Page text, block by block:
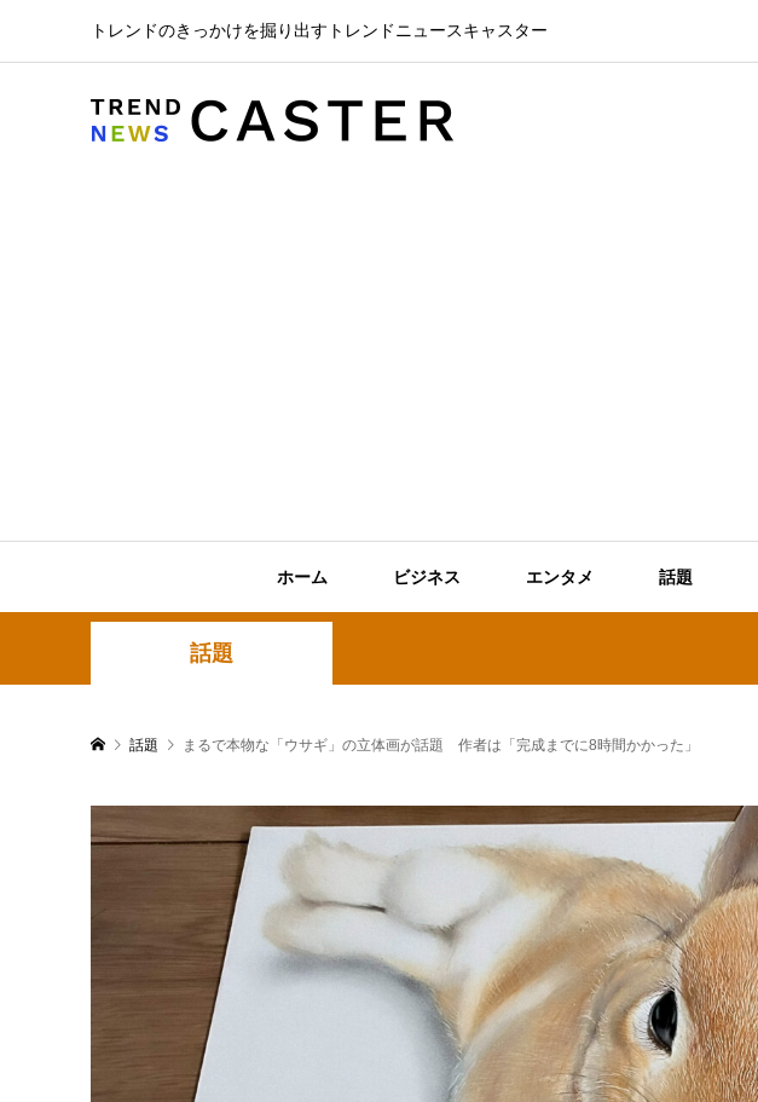
トレンドのきっかけを掘り出すトレンドニュースキャスター
ホーム ビジネス エンタメ 話題
話題
話題 まるで本物な「ウサギ」の立体画が話題 作者は「完成までに8時間かかった」